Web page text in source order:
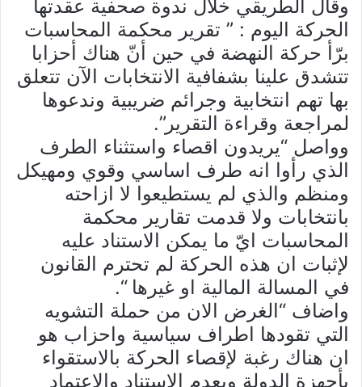
وقال الطريقي خلال ندوة صحفية عقدتها
الحركة اليوم : ” تقرير محكمة المحاسبات
برّأ حركة النهضة في حين أنّ هناك أحزابا
تتشدق علينا بشفافية الانتخابات الآن تتعلق
بها تهم انتخابية وجرائم ضريبية وندعوها
لمراجعة وقراءة التقرير”.
وواصل “يريدون اقصاء واستثناء الطرف
الذي رأوا انه طرف اساسي وقوي ومهيكل
ومنظم والذي لم يستطيعوا لا ازاحته
بانتخابات ولا قدمت تقارير محكمة
المحاسبات ايّ ما يمكن الاستناد عليه
لإثبات ان هذه الحركة لم تحترم القانون
في المسالة المالية او غيرها “.
واضاف “الغرض الان من حملة التشويه
التي تقودها اطراف سياسية واحزاب هو
ان هناك رغبة لإقصاء الحركة بالاستقواء
بأجهزة الدولة وبعدم الاستناد والاعتماد